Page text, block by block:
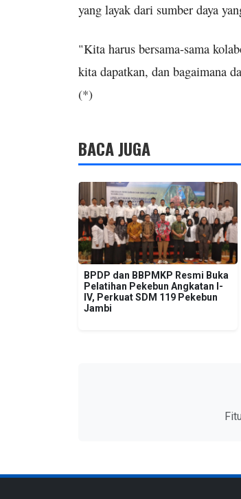
yang layak dari sumber daya
"Kita harus bersama-sama
kita dapatkan, dan bagaimana
(*)
BACA JUGA
BPDP dan BBPMKP Resmi Buka
Pelatihan Pekebun Angkatan I-
IV, Perkuat SDM 119 Pekebun
Jambi